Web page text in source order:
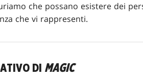
che possano esistere dei
che vi rappresenti.
DI MAGIC